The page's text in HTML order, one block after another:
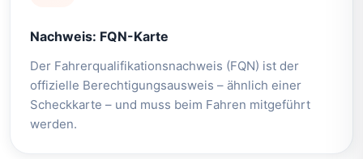
Nachweis: FQN-Karte
Der Fahrerqualifikationsnachweis (FQN) ist der
offizielle Berechtigungsausweis – ähnlich einer
Scheckkarte – und muss beim Fahren mitgeführt
werden.